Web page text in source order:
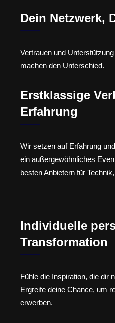
Dein Netzwerk,
Vertrauen und
machen den Unterschied.
Erstklassige
Erfahrung
Wir setzen auf Erfahrung
ein außergewöhnliches
besten Anbietern für
Individuelle
Transformation
Fühle die Inspiration, die dir
Ergreife deine Chance, um
erwerben.